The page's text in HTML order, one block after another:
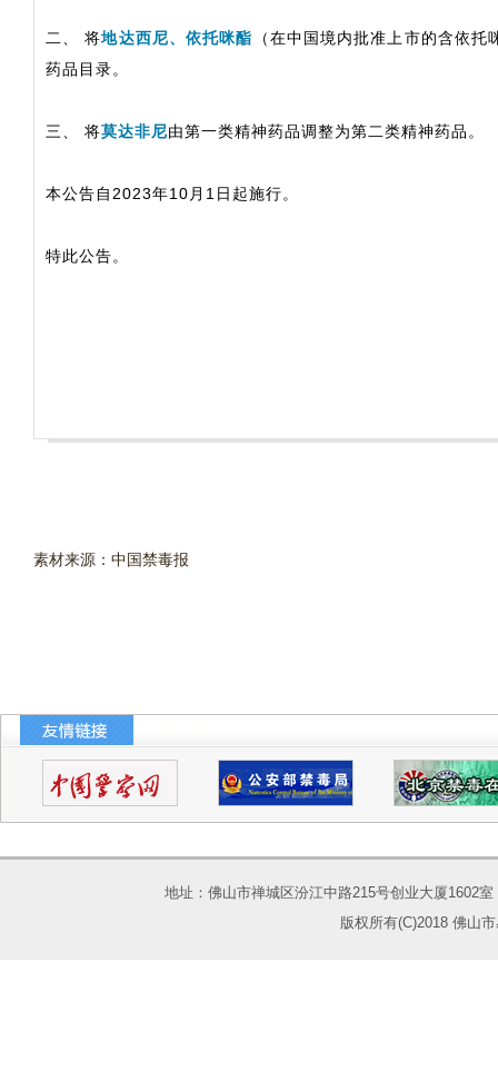
二、 将地达西尼、依托咪酯 （在中国境内批准上市的含依
药品目录。
三、 将莫达非尼由第一类精神药品调整为第二类精神药品。
本公告自2023年10月1日起施行。
特此公告。
素材来源：中国禁毒报
地址：佛山市禅城区汾江中路215号创业大厦1602
版权所有(C)2018 佛山